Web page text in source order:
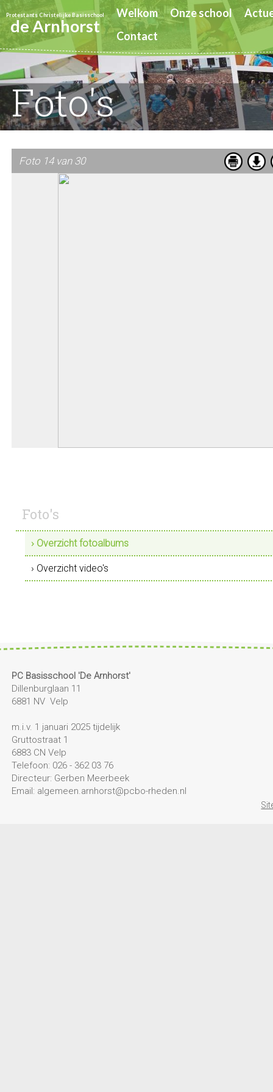
Foto's
Protestants Christelijke Basisschool
de Arnhorst
Welkom Onze school
Contact
Foto 14 van 30
Foto's
› Overzicht fotoalbums
› Overzicht video's
PC Basisschool 'De Arnhorst'
Dillenburglaan 11
6881 NV Velp
m.i.v. 1 januari 2025 tijdelijk
Gruttostraat 1
6883 CN Velp
Telefoon: 026 - 362 03 76
Directeur: Gerben Meerbeek
Email: algemeen.arnhorst@pcbo-rheden.nl